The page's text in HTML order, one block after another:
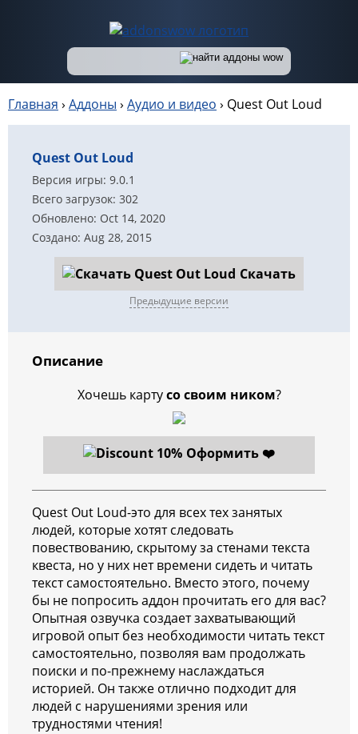
Главная › Аддоны › Аудио и видео › Quest Out Loud
Quest Out Loud
Версия игры: 9.0.1
Всего загрузок: 302
Обновлено: Oct 14, 2020
Создано: Aug 28, 2015
Скачать
Предыдущие версии
Описание
Хочешь картусо своим ником?
Оформить ❤️
Quest Out Loud-это для всех тех занятых
людей, которые хотят следовать
повествованию, скрытому за стенами текста
квеста, но у них нет времени сидеть и читать
текст самостоятельно. Вместо этого, почему
бы не попросить аддон прочитать его для вас?
Опытная озвучка создает захватывающий
игровой опыт без необходимости читать текст
самостоятельно, позволяя вам продолжать
поиски и по-прежнему наслаждаться
историей. Он также отлично подходит для
людей с нарушениями зрения или
трудностями чтения!